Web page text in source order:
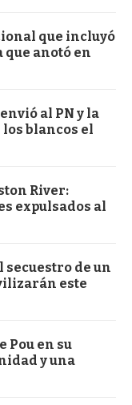
que incluyó
que anotó en
al PN y la
blancos el
River:
expulsados al
secuestro de un
este
Pou en su
y una